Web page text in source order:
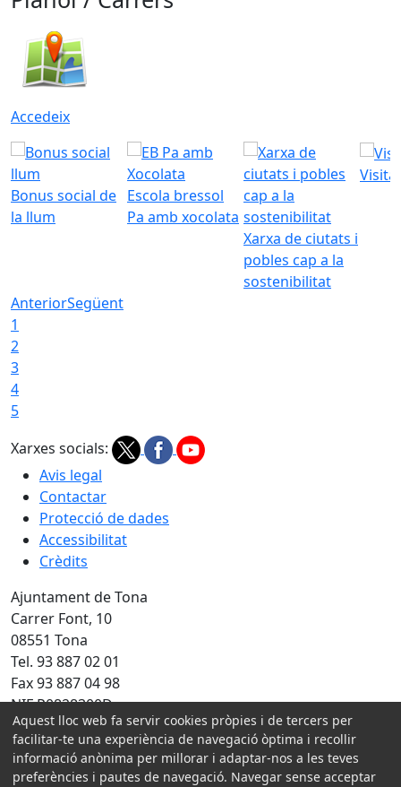
Accedeix
Bonus social de
la llum
Escola bressol
Pa amb xocolata
Xarxa de ciutats i
pobles cap a la
sostenibilitat
Visita
AnteriorSegüent
1
2
3
4
5
Xarxes socials:
Avis legal
Contactar
Protecció de dades
Accessibilitat
Crèdits
Ajuntament de Tona
Carrer Font, 10
08551 Tona
Tel. 93 887 02 01
Fax 93 887 04 98
NIF P0828300D
Amb la col·laboració de:
Aquest lloc web fa servir cookies pròpies i de tercers per
facilitar-te una experiència de navegació òptima i recollir
informació anònima per millorar i adaptar-nos a les teves
preferències i pautes de navegació. Navegar sense acceptar